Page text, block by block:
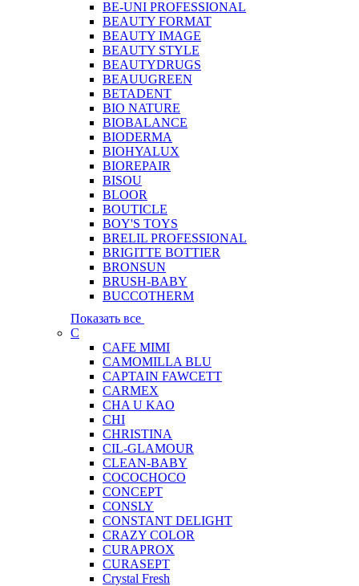
BE-UNI PROFESSIONAL
BEAUTY FORMAT
BEAUTY IMAGE
BEAUTY STYLE
BEAUTYDRUGS
BEAUUGREEN
BETADENT
BIO NATURE
BIOBALANCE
BIODERMA
BIOHYALUX
BIOREPAIR
BISOU
BLOOR
BOUTICLE
BOY'S TOYS
BRELIL PROFESSIONAL
BRIGITTE BOTTIER
BRONSUN
BRUSH-BABY
BUCCOTHERM
Показать все
C
CAFE MIMI
CAMOMILLA BLU
CAPTAIN FAWCETT
CARMEX
CHA U KAO
CHI
CHRISTINA
CIL-GLAMOUR
CLEAN-BABY
COCOCHOCO
CONCEPT
CONSLY
CONSTANT DELIGHT
CRAZY COLOR
CURAPROX
CURASEPT
Crystal Fresh